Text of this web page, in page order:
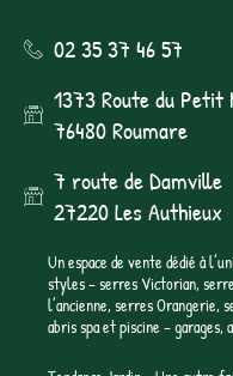
02 35 37 46 57
1373 Route du Petit
76480 Roumare
7 route de Damville
27220 Les Authieux
Un espace de vente dédié à
styles – serres Victorian,
l’ancienne, serres Orangerie,
abris spa et piscine –